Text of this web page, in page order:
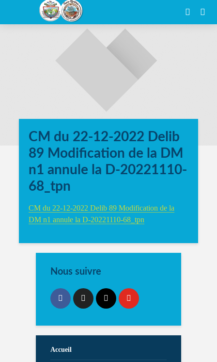
CM du 22-12-2022 Delib
89 Modification de la DM
n1 annule la D-20221110-
68_tpn
CM du 22-12-2022 Delib 89 Modification de la
DM n1 annule la D-20221110-68_tpn
Nous suivre
Accueil